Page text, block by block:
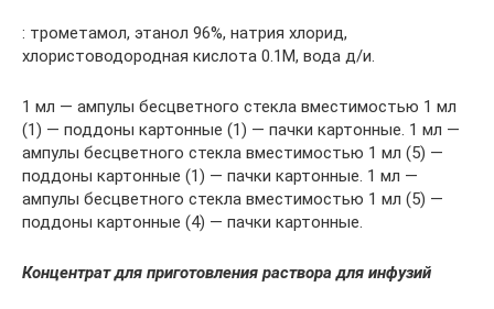
: трометамол, этанол 96%, натрия хлорид,
хлористоводородная кислота 0.1М, вода д/и.
1 мл — ампулы бесцветного стекла вместимостью 1 мл
(1) — поддоны картонные (1) — пачки картонные. 1 мл —
ампулы бесцветного стекла вместимостью 1 мл (5) —
поддоны картонные (1) — пачки картонные. 1 мл —
ампулы бесцветного стекла вместимостью 1 мл (5) —
поддоны картонные (4) — пачки картонные.
Концентрат для приготовления раствора для инфузий